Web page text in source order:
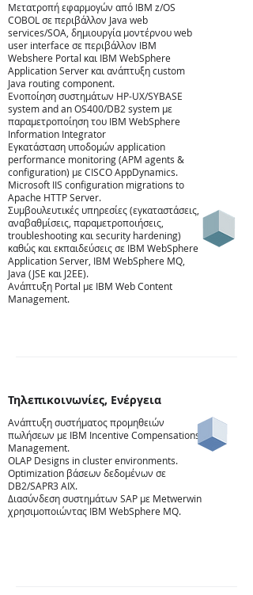
Μετατροπή εφαρμογών από IBM z/OS
COBOL σε περιβάλλον Java web
services/SOA, δημιουργία μοντέρνου web
user interface σε περιβάλλον IBM
Webshere Portal και IBM WebSphere
Application Server και ανάπτυξη custom
Java routing component.
Ενοποίηση συστημάτων HP-UX/SYBASE
system and an OS400/DB2 system με
παραμετροποίηση του IBM WebSphere
Information Integrator
Εγκατάσταση υποδομών application
performance monitoring (APM agents &
configuration) με CISCO AppDynamics.
Microsoft IIS configuration migrations to
Apache HTTP Server.
Συμβουλευτικές υπηρεσίες (εγκαταστάσεις,
αναβαθμίσεις, παραμετροποιήσεις,
troubleshooting και security hardening)
καθώς και εκπαιδεύσεις σε IBM WebSphere
Application Server, IBM WebSphere MQ,
Java (JSE και J2EE).
Ανάπτυξη Portal με IBM Web Content
Management.
Τηλεπικοινωνίες, Ενέργεια
Ανάπτυξη συστήματος προμηθειών
πωλήσεων με IBM Incentive Compensations
Management.
OLAP Designs in cluster environments.
Optimization βάσεων δεδομένων σε
DB2/SAPR3 AIX.
Διασύνδεση συστημάτων SAP με Metwerwin
χρησιμοποιώντας IBM WebSphere MQ.